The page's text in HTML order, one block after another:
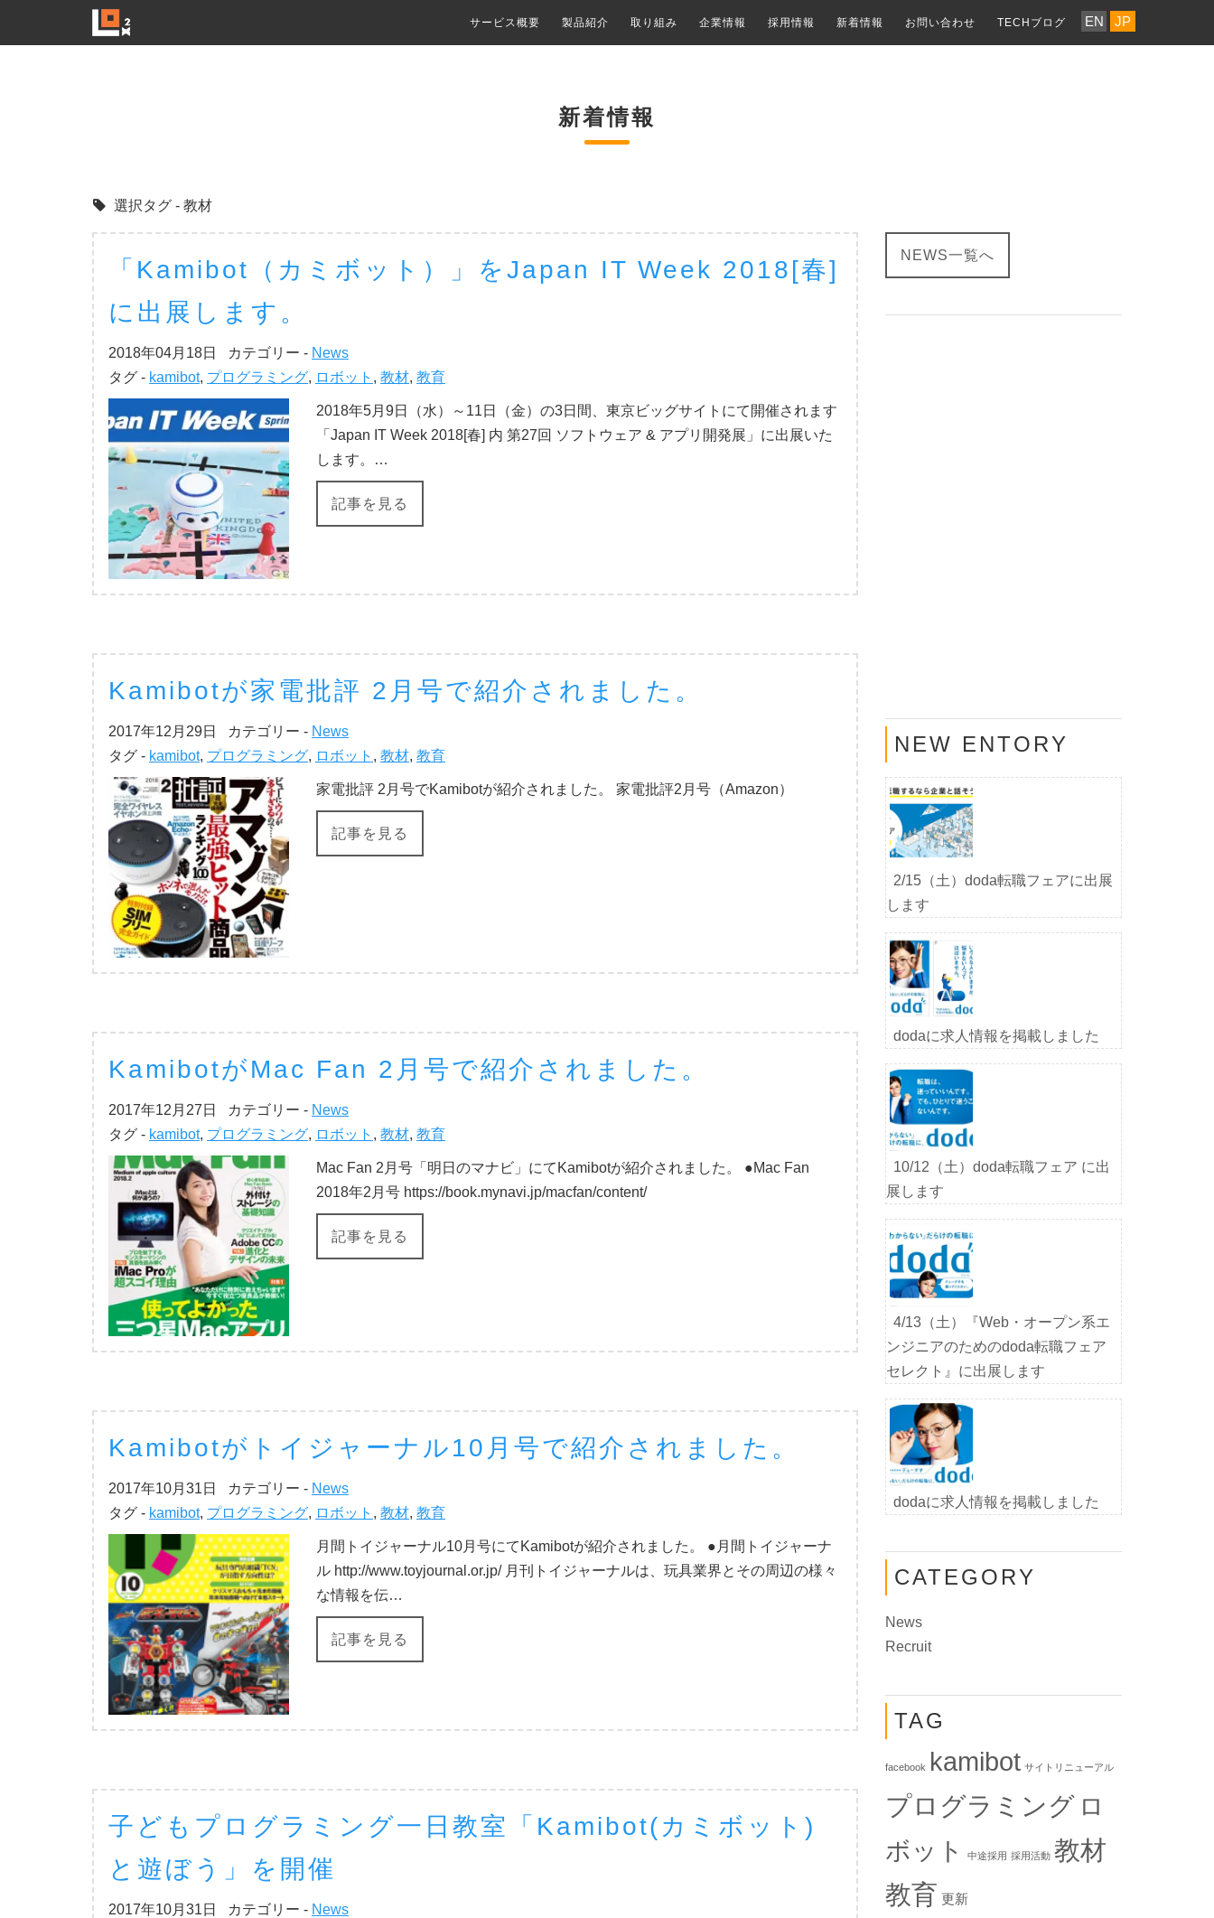
サービス概要 製品紹介 取り組み 企業情報 採用情報 新着情報 お問い合わせ TECHブログ EN JP
新着情報
選択タグ - 教材
「Kamibot（カミボット）」をJapan IT Week 2018[春]
に出展します。
2018年04月18日 カテゴリー - News
タグ - kamibot, プログラミング, ロボット , 教材, 教育
2018年5月9日（水）～11日（金）の3日間、東京ビッグサイトにて開催されます
「Japan IT Week 2018[春] 内 第27回 ソフトウェア & アプリ開発展」に出展いた
します。…
記事を見る
Kamibotが家電批評 2月号で紹介されました。
2017年12月29日 カテゴリー - News
タグ - kamibot, プログラミング, ロボット , 教材, 教育
家電批評 2月号でKamibotが紹介されました。 家電批評2月号（Amazon）
記事を見る
KamibotがMac Fan 2月号で紹介されました。
2017年12月27日 カテゴリー - News
タグ - kamibot, プログラミング, ロボット , 教材, 教育
Mac Fan 2月号「明日のマナビ」にてKamibotが紹介されました。 ●Mac Fan
2018年2月号 https://book.mynavi.jp/macfan/content/
記事を見る
Kamibotがトイジャーナル10月号で紹介されました。
2017年10月31日 カテゴリー - News
タグ - kamibot, プログラミング, ロボット , 教材, 教育
月間トイジャーナル10月号にてKamibotが紹介されました。 ●月間トイジャーナ
ル http://www.toyjournal.or.jp/ 月刊トイジャーナルは、玩具業界とその周辺の様々
な情報を伝…
記事を見る
子どもプログラミング一日教室「Kamibot(カミボット)
と遊ぼう」を開催
2017年10月31日 カテゴリー - News
NEWS一覧へ
NEW ENTORY
2/15（土）doda転職フェアに出展
します
dodaに求人情報を掲載しました
10/12（土）doda転職フェア に出
展します
4/13（土）『Web・オープン系エ
ンジニアのためのdoda転職フェア
セレクト』に出展します
dodaに求人情報を掲載しました
CATEGORY
News
Recruit
TAG
facebook kamibot サイトリニューアル
プログラミング ロ
ボット
中途採用 採用活動 教材
教育 更新